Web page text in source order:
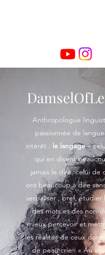
Anthropologue
passionnée de
intérêt : le langage–
qui en disent
jamais le dire, celui de
ont beaucoup à dire
verbaliser ; bref, étudier
des mots et des non-
mieux percevoir et
les réalités de ceux dont
de peau crie : « Au